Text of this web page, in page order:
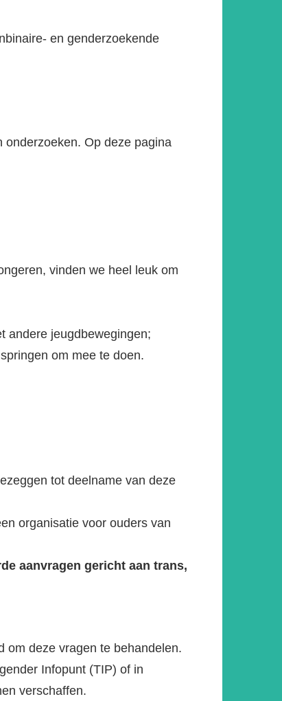
en genderzoekende
Op deze pagina
vinden we heel leuk om
andere jeugdbewegingen;
om mee te doen.
tot deelname van deze
organisatie voor ouders van
aanvragen gericht aan trans,
om deze vragen te behandelen.
Infopunt (TIP) of in
verschaffen.